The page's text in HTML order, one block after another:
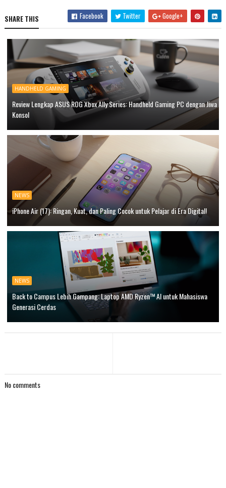
SHARE THIS Facebook Twitter Google+
HANDHELD GAMING
Review Lengkap ASUS ROG Xbox Ally Series: Handheld Gaming PC dengan Jiwa
Konsol
NEWS
iPhone Air (17): Ringan, Kuat, dan Paling Cocok untuk Pelajar di Era Digital!
NEWS
Back to Campus Lebih Gampang: Laptop AMD Ryzen™ AI untuk Mahasiswa
Generasi Cerdas
No comments